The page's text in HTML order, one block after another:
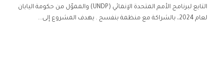
التابع لبرنامج الأمم المتحدة الإنمائي (UNDP) والمموّل من حكومة اليابان
لعام 2024، بالشراكة مع منظمة بنفسج . يهدف المشروع إلى...